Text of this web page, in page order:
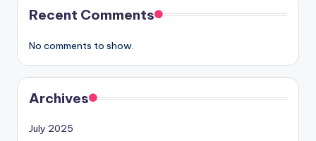
Recent Comments
No comments to show.
Archives
July 2025